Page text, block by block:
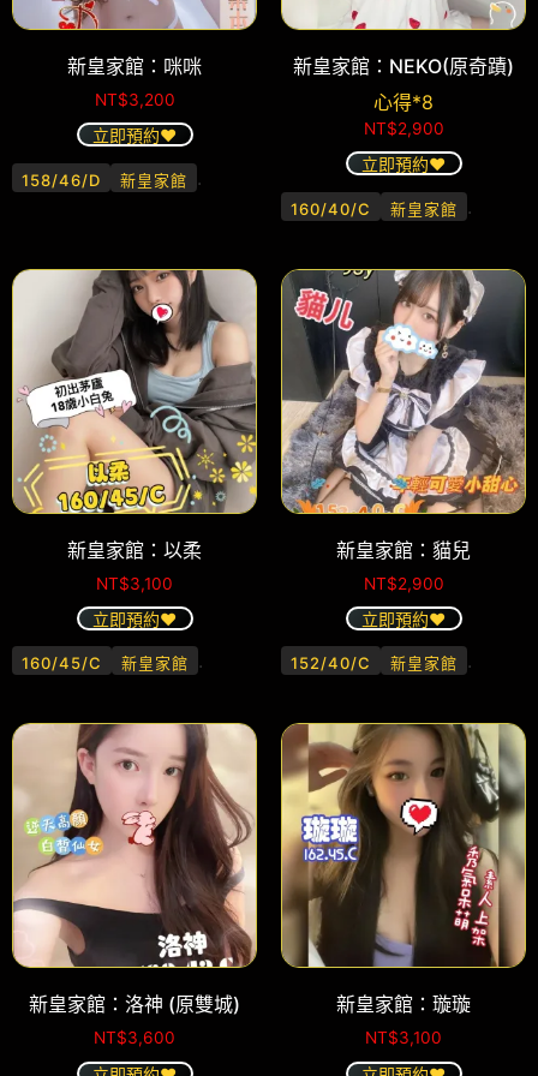
新皇家館：咪咪
NT$3,200
立即預約❤️
158/46/D 新皇家館 .
新皇家館：NEKO(原奇蹟)
心得*8
NT$2,900
立即預約❤️
160/40/C 新皇家館 .
新皇家館：以柔
NT$3,100
立即預約❤️
160/45/C 新皇家館 .
新皇家館：貓兒
NT$2,900
立即預約❤️
152/40/C 新皇家館 .
新皇家館：洛神 (原雙城)
NT$3,600
新皇家館：璇璇
NT$3,100